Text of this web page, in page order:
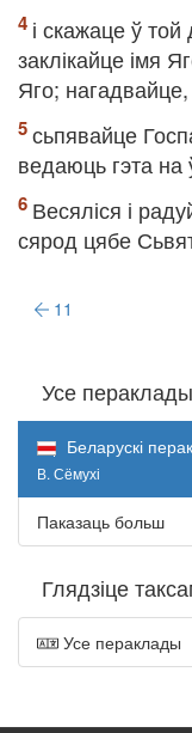
і скажаце ў
заклікайце імя
Яго;
сьпявайце
ведаюць гэта на
Весяліся і
сярод цябе
11
Усе пераклады
Беларускі
В. Сёмухі
Паказаць больш
Глядзіце
Усе пераклады